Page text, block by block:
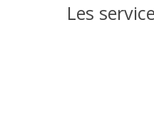
Les